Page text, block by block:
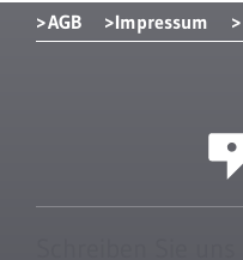
AGB Impressum